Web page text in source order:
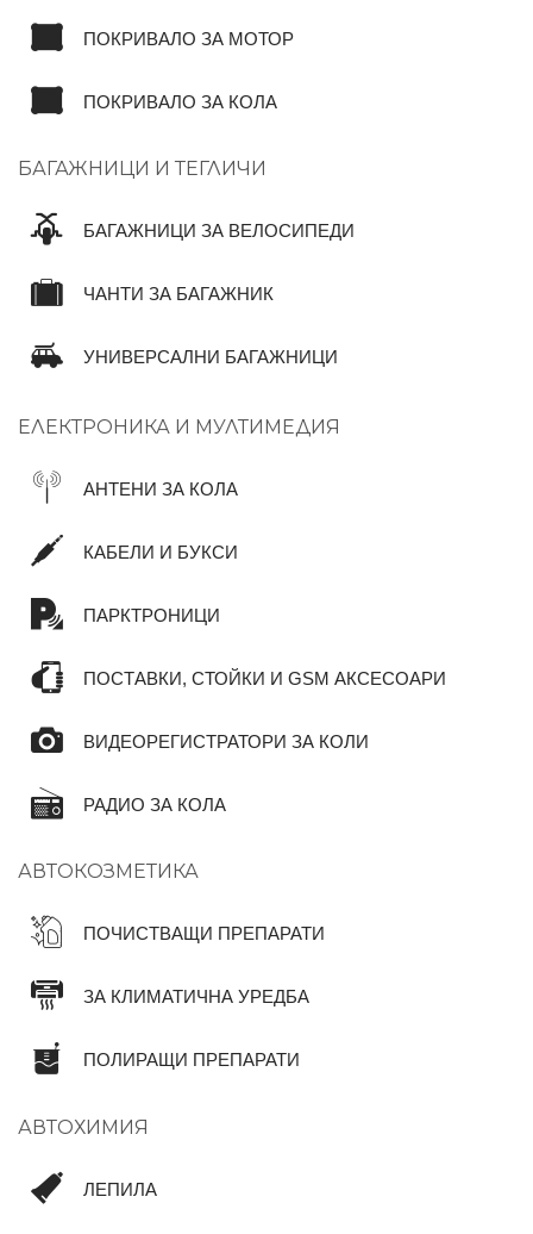
ПОКРИВАЛО ЗА МОТОР
ПОКРИВАЛО ЗА КОЛА
БАГАЖНИЦИ И ТЕГЛИЧИ
БАГАЖНИЦИ ЗА ВЕЛОСИПЕДИ
ЧАНТИ ЗА БАГАЖНИК
УНИВЕРСАЛНИ БАГАЖНИЦИ
ЕЛЕКТРОНИКА И МУЛТИМЕДИЯ
АНТЕНИ ЗА КОЛА
КАБЕЛИ И БУКСИ
ПАРКТРОНИЦИ
ПОСТАВКИ, СТОЙКИ И GSM АКСЕСОАРИ
ВИДЕОРЕГИСТРАТОРИ ЗА КОЛИ
РАДИО ЗА КОЛА
АВТОКОЗМЕТИКА
ПОЧИСТВАЩИ ПРЕПАРАТИ
ЗА КЛИМАТИЧНА УРЕДБА
ПОЛИРАЩИ ПРЕПАРАТИ
АВТОХИМИЯ
ЛЕПИЛА